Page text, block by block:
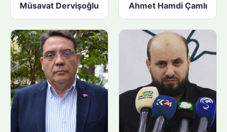
Müsavat Dervişoğlu Ahmet Hamdi Çamlı